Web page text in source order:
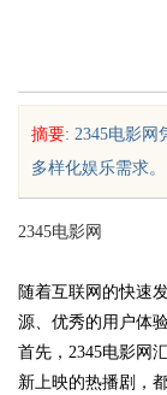
摘要: 2345电影
多样化娱乐需求
2345电影网
随着互联网的快速
源、优秀的用户体
首先，2345电影网
新上映的热播剧，
来观影体验的新纪